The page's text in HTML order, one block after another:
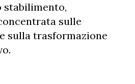
stabilimento,
sulle
sulla trasformazione